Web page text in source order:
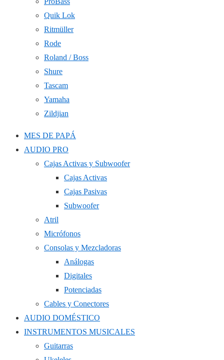
Quik Lok
Ritmüller
Rode
Roland / Boss
Shure
Tascam
Yamaha
Zildjian
MES DE PAPÁ
AUDIO PRO
Cajas Activas y Subwoofer
Cajas Activas
Cajas Pasivas
Subwoofer
Atril
Micrófonos
Consolas y Mezcladoras
Análogas
Digitales
Potenciadas
Cables y Conectores
AUDIO DOMÉSTICO
INSTRUMENTOS MUSICALES
Guitarras